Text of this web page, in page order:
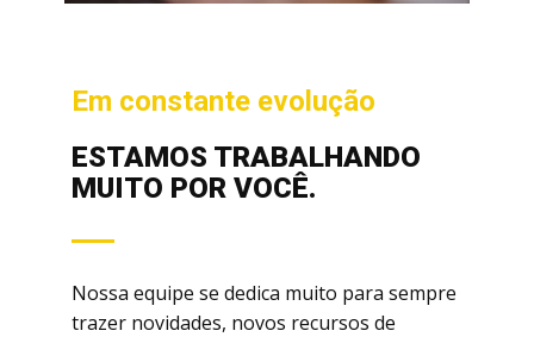
Em constante evolução
ESTAMOS TRABALHANDO
MUITO POR VOCÊ.
Nossa equipe se dedica muito para sempre
trazer novidades, novos recursos de